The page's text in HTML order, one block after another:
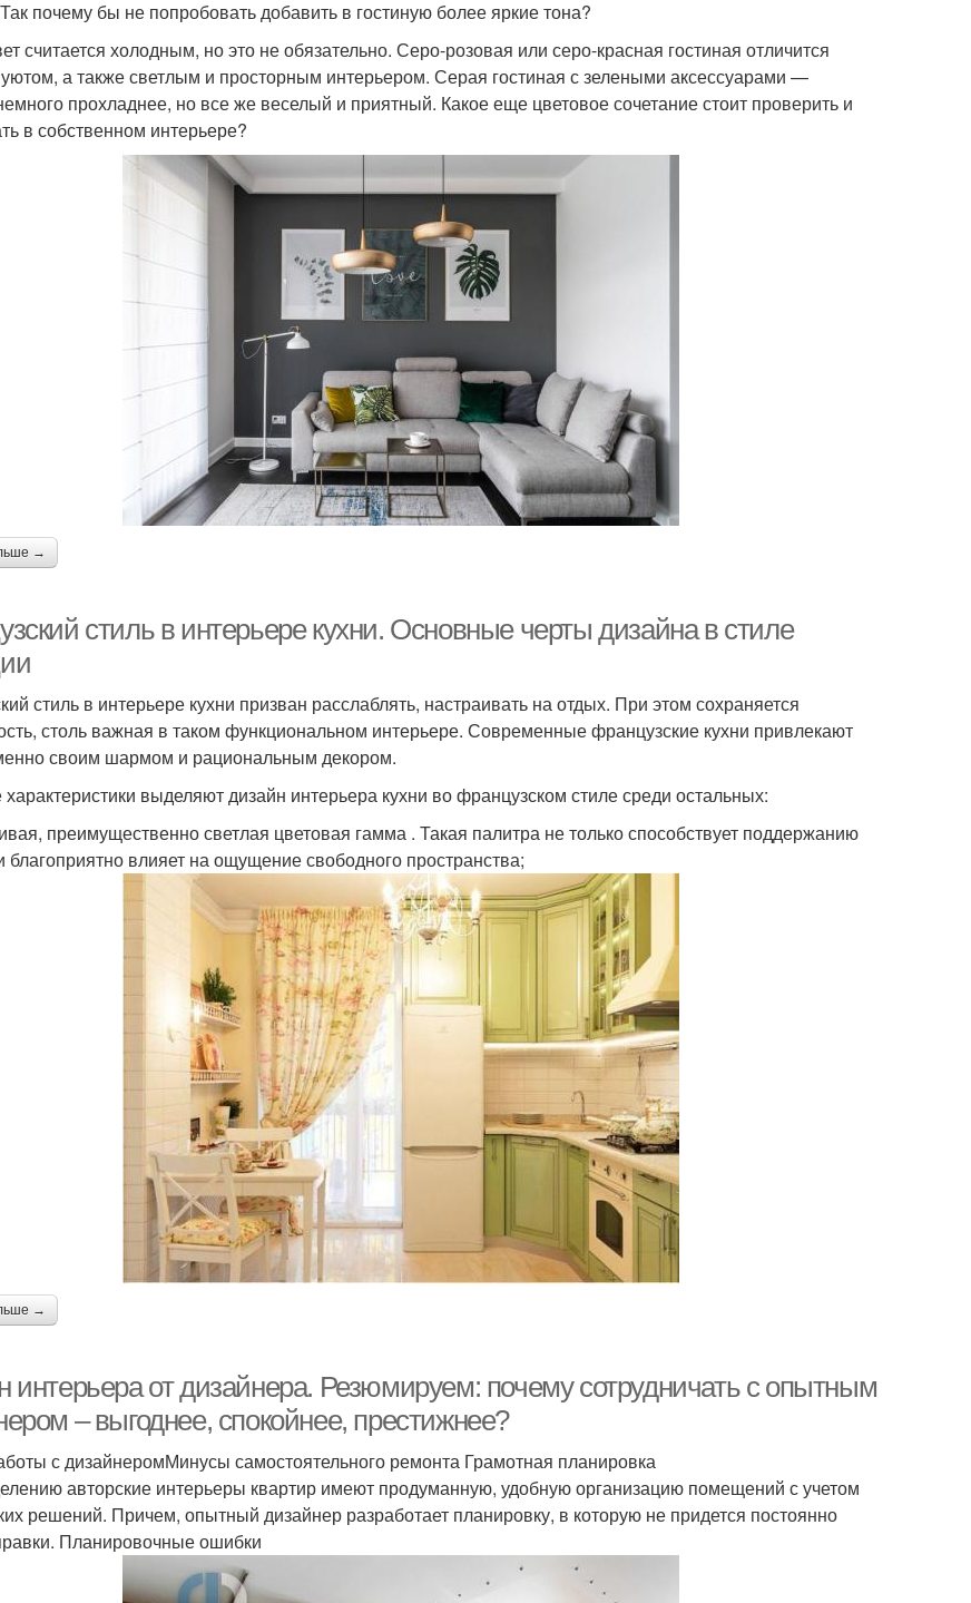
почему бы не попробовать добавить в гостиную более яркие тона?
считается холодным, но это не обязательно. Серо-розовая или серо-красная гостиная отличится
а также светлым и просторным интерьером. Серая гостиная с зелеными аксессуарами —
прохладнее, но все же веселый и приятный. Какое еще цветовое сочетание стоит проверить и
в собственном интерьере?
→
стиль в интерьере кухни. Основные черты дизайна в стиле
стиль в интерьере кухни призван расслаблять, настраивать на отдых. При этом сохраняется
столь важная в таком функциональном интерьере. Современные французские кухни привлекают
своим шармом и рациональным декором.
характеристики выделяют дизайн интерьера кухни во французском стиле среди остальных:
преимущественно светлая цветовая гамма . Такая палитра не только способствует поддержанию
благоприятно влияет на ощущение свободного пространства;
→
интерьера от дизайнера. Резюмируем: почему сотрудничать с опытным
– выгоднее, спокойнее, престижнее?
с дизайнеромМинусы самостоятельного ремонта Грамотная планировка
авторские интерьеры квартир имеют продуманную, удобную организацию помещений с учетом
решений. Причем, опытный дизайнер разработает планировку, в которую не придется постоянно
Планировочные ошибки